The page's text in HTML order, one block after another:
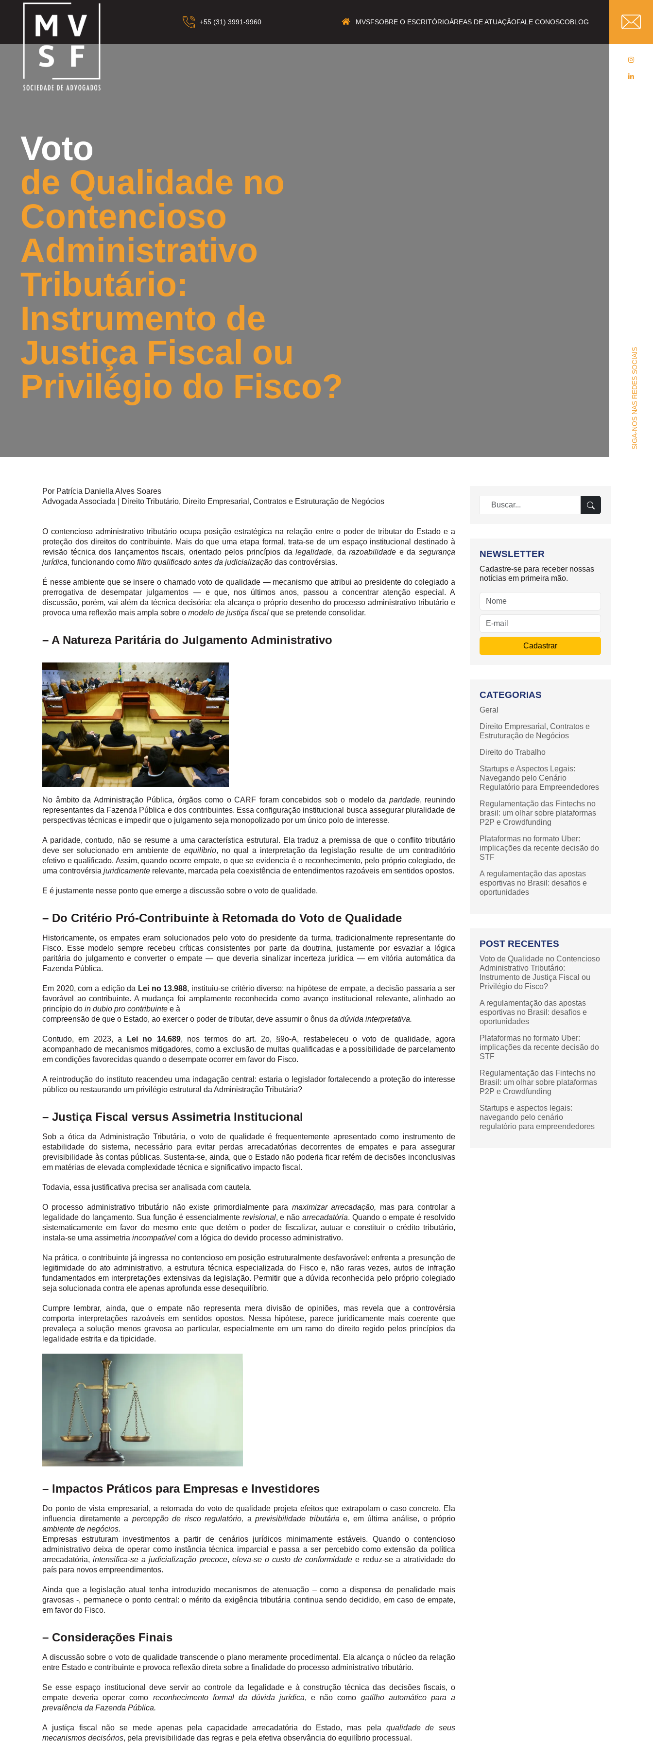
+55 (31) 3991-9960 MVSFSOBRE O ESCRITÓRIOÁREAS DE ATUAÇÃOFALE CONOSCOBLOG
Voto
de Qualidade no
Contencioso
Administrativo
Tributário:
Instrumento de
Justiça Fiscal ou
Privilégio do Fisco?
SIGA-NOS NAS REDES SOCIAIS
Por Patrícia Daniella Alves Soares
Advogada Associada | Direito Tributário, Direito Empresarial, Contratos e Estruturação de Negócios
O contencioso administrativo tributário ocupa posição estratégica na relação entre o poder de tributar do Estado e a
proteção dos direitos do contribuinte. Mais do que uma etapa formal, trata-se de um espaço institucional destinado à
revisão técnica dos lançamentos fiscais, orientado pelos princípios dalegalidade, darazoabilidade e dasegurança
jurídica, funcionando como filtro qualificado antes da judicialização das controvérsias.
É nesse ambiente que se insere o chamado voto de qualidade — mecanismo que atribui ao presidente do colegiado a
prerrogativa de desempatar julgamentos — e que, nos últimos anos, passou a concentrar atenção especial. A
discussão, porém, vai além da técnica decisória: ela alcança o próprio desenho do processo administrativo tributário e
provoca uma reflexão mais ampla sobre o modelo de justiça fiscal que se pretende consolidar.
– A Natureza Paritária do Julgamento Administrativo
No âmbito da Administração Pública, órgãos como o CARF foram concebidos sob o modelo da paridade, reunindo
representantes da Fazenda Pública e dos contribuintes. Essa configuração institucional busca assegurar pluralidade de
perspectivas técnicas e impedir que o julgamento seja monopolizado por um único polo de interesse.
A paridade, contudo, não se resume a uma característica estrutural. Ela traduz a premissa de que o conflito tributário
deve ser solucionado em ambiente de equilíbrio, no qual a interpretação da legislação resulte de um contraditório
efetivo e qualificado. Assim, quando ocorre empate, o que se evidencia é o reconhecimento, pelo próprio colegiado, de
uma controvérsia juridicamente relevante, marcada pela coexistência de entendimentos razoáveis em sentidos opostos.
E é justamente nesse ponto que emerge a discussão sobre o voto de qualidade.
– Do Critério Pró-Contribuinte à Retomada do Voto de Qualidade
Historicamente, os empates eram solucionados pelo voto do presidente da turma, tradicionalmente representante do
Fisco. Esse modelo sempre recebeu críticas consistentes por parte da doutrina, justamente por esvaziar a lógica
paritária do julgamento e converter o empate — que deveria sinalizar incerteza jurídica — em vitória automática da
Fazenda Pública.
Em 2020, com a edição da Lei no 13.988, instituiu-se critério diverso: na hipótese de empate, a decisão passaria a ser
favorável ao contribuinte. A mudança foi amplamente reconhecida como avanço institucional relevante, alinhado ao
princípio do in dubio pro contribuinte e à
compreensão de que o Estado, ao exercer o poder de tributar, deve assumir o ônus da dúvida interpretativa.
Contudo, em 2023, a Lei no 14.689, nos termos do art. 2o, §9o-A, restabeleceu o voto de qualidade, agora
acompanhado de mecanismos mitigadores, como a exclusão de multas qualificadas e a possibilidade de parcelamento
em condições favorecidas quando o desempate ocorrer em favor do Fisco.
A reintrodução do instituto reacendeu uma indagação central: estaria o legislador fortalecendo a proteção do interesse
público ou restaurando um privilégio estrutural da Administração Tributária?
– Justiça Fiscal versus Assimetria Institucional
Sob a ótica da Administração Tributária, o voto de qualidade é frequentemente apresentado como instrumento de
estabilidade do sistema, necessário para evitar perdas arrecadatórias decorrentes de empates e para assegurar
previsibilidade às contas públicas. Sustenta-se, ainda, que o Estado não poderia ficar refém de decisões inconclusivas
em matérias de elevada complexidade técnica e significativo impacto fiscal.
Todavia, essa justificativa precisa ser analisada com cautela.
O processo administrativo tributário não existe primordialmente para maximizar arrecadação, mas para controlar a
legalidade do lançamento. Sua função é essencialmente revisional, e nãoarrecadatória. Quando o empate é resolvido
sistematicamente em favor do mesmo ente que detém o poder de fiscalizar, autuar e constituir o crédito tributário,
instala-se uma assimetria incompatível com a lógica do devido processo administrativo.
Na prática, o contribuinte já ingressa no contencioso em posição estruturalmente desfavorável: enfrenta a presunção de
legitimidade do ato administrativo, a estrutura técnica especializada do Fisco e, não raras vezes, autos de infração
fundamentados em interpretações extensivas da legislação. Permitir que a dúvida reconhecida pelo próprio colegiado
seja solucionada contra ele apenas aprofunda esse desequilíbrio.
Cumpre lembrar, ainda, que o empate não representa mera divisão de opiniões, mas revela que a controvérsia
comporta interpretações razoáveis em sentidos opostos. Nessa hipótese, parece juridicamente mais coerente que
prevaleça a solução menos gravosa ao particular, especialmente em um ramo do direito regido pelos princípios da
legalidade estrita e da tipicidade.
– Impactos Práticos para Empresas e Investidores
Do ponto de vista empresarial, a retomada do voto de qualidade projeta efeitos que extrapolam o caso concreto. Ela
influencia diretamente a percepção de risco regulatório, a previsibilidade tributária e, em última análise, o próprio
ambiente de negócios.
Empresas estruturam investimentos a partir de cenários jurídicos minimamente estáveis. Quando o contencioso
administrativo deixa de operar como instância técnica imparcial e passa a ser percebido como extensão da política
arrecadatória, intensifica-se a judicialização precoce, eleva-se o custo de conformidade e reduz-se a atratividade do
país para novos empreendimentos.
Ainda que a legislação atual tenha introduzido mecanismos de atenuação – como a dispensa de penalidade mais
gravosas -, permanece o ponto central: o mérito da exigência tributária continua sendo decidido, em caso de empate,
em favor do Fisco.
– Considerações Finais
A discussão sobre o voto de qualidade transcende o plano meramente procedimental. Ela alcança o núcleo da relação
entre Estado e contribuinte e provoca reflexão direta sobre a finalidade do processo administrativo tributário.
Se esse espaço institucional deve servir ao controle da legalidade e à construção técnica das decisões fiscais, o
empate deveria operar como reconhecimento formal da dúvida jurídica, e não como gatilho automático para a
prevalência da Fazenda Pública.
A justiça fiscal não se mede apenas pela capacidade arrecadatória do Estado, mas pela qualidade de seus
mecanismos decisórios, pela previsibilidade das regras e pela efetiva observância do equilíbrio processual.
Pesquisar:
NEWSLETTER
Cadastre-se para receber nossas
notícias em primeira mão.
CATEGORIAS
Geral
Direito Empresarial, Contratos e
Estruturação de Negócios
Direito do Trabalho
Startups e Aspectos Legais:
Navegando pelo Cenário
Regulatório para Empreendedores
Regulamentação das Fintechs no
brasil: um olhar sobre plataformas
P2P e Crowdfunding
Plataformas no formato Uber:
implicações da recente decisão do
STF
A regulamentação das apostas
esportivas no Brasil: desafios e
oportunidades
POST RECENTES
Voto de Qualidade no Contencioso
Administrativo Tributário:
Instrumento de Justiça Fiscal ou
Privilégio do Fisco?
A regulamentação das apostas
esportivas no Brasil: desafios e
oportunidades
Plataformas no formato Uber:
implicações da recente decisão do
STF
Regulamentação das Fintechs no
Brasil: um olhar sobre plataformas
P2P e Crowdfunding
Startups e aspectos legais:
navegando pelo cenário
regulatório para empreendedores